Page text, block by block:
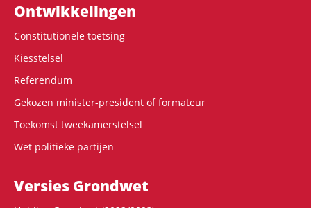
Ontwikke­lingen
Constitutionele toetsing
Kiesstelsel
Referendum
Gekozen minister-president of formateur
Toekomst tweekamerstelsel
Wet politieke partijen
Versies Grondwet